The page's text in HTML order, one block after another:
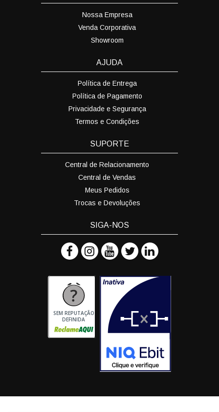
Nossa Empresa
Venda Corporativa
Showroom
AJUDA
Política de Entrega
Política de Pagamento
Privacidade e Segurança
Termos e Condições
SUPORTE
Central de Relacionamento
Central de Vendas
Meus Pedidos
Trocas e Devoluções
SIGA-NOS
SEM REPUTAÇÃO
DEFINIDA